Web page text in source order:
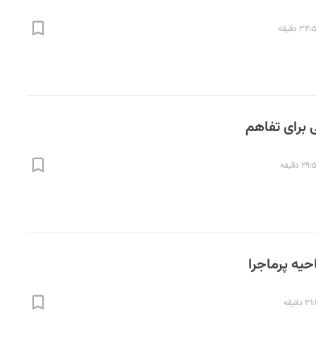
دقیقه
دقیقه
دقیقه